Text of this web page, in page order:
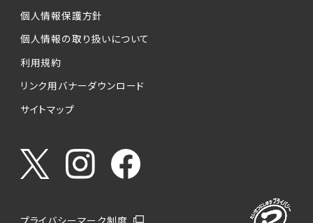
個人情報保護方針
個人情報の取り扱いについて
利用規約
リンク用バナーダウンロード
サイトマップ
プライバシーマーク制度